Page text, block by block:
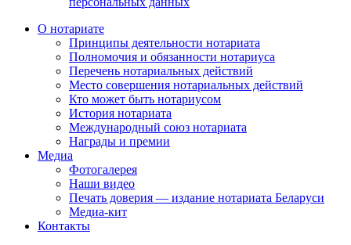
О нотариате
Принципы деятельности нотариата
Полномочия и обязанности нотариуса
Перечень нотариальных действий
Место совершения нотариальных действий
Кто может быть нотариусом
История нотариата
Международный союз нотариата
Награды и премии
Медиа
Фотогалерея
Наши видео
Печать доверия — издание нотариата Беларуси
Медиа-кит
Контакты